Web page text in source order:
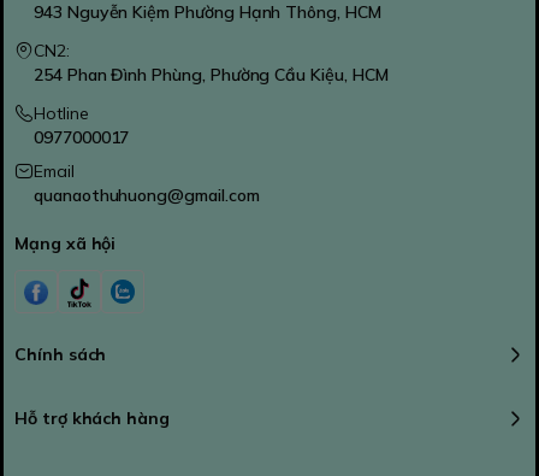
943 Nguyễn Kiệm Phường Hạnh Thông, HCM
CN2:
254 Phan Đình Phùng, Phường Cầu Kiệu, HCM
Hotline
0977000017
Email
quanaothuhuong@gmail.com
Mạng xã hội
Chính sách
Hỗ trợ khách hàng